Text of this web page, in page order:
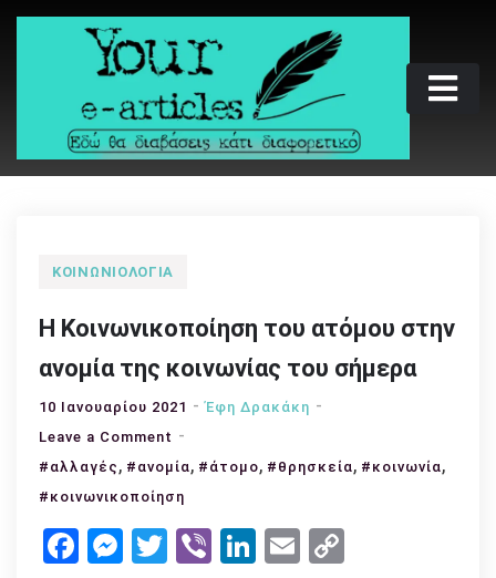
Skip
Your e-articles
Εδώ θα διαβάσεις κάτι διαφορετικό
ΚΟΙΝΩΝΙΟΛΟΓΊΑ
Η Κοινωνικοποίηση του ατόμου στην
ανομία της κοινωνίας του σήμερα
10 Ιανουαρίου 2021
Έφη Δρακάκη
Leave a Comment on
Η
ατόμου
#αλλαγές , #ανομία, #άτομο, #θρησκεία, #κοινωνία,
#κοινωνικοποίηση
Facebook
Messenger
Twitter
ViberLinkedIn
Email